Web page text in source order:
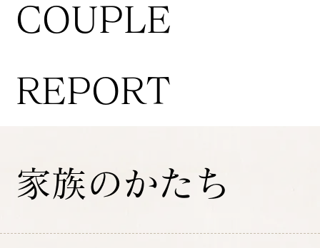
COUPLE
REPORT
家族のかたち